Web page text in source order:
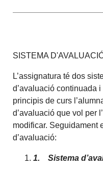
SISTEMA
L’assignatura té dos
d’avaluació continuada
principis de curs
d’avaluació que vol per
modificar. Seguidament
d’avaluació:
1.Sistema